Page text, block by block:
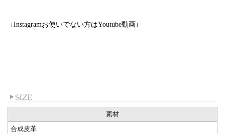
↓Instagramお使いでない方はYoutube動画↓
素材
合成皮革